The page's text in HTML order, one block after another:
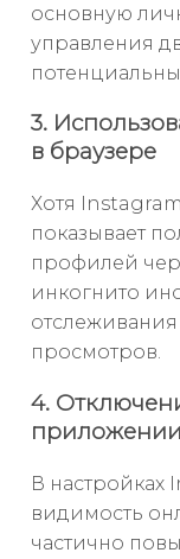
основную
управления
3.
в браузере
Хотя
показывает
профилей
инкогнито
просмотров.
4.
приложении
В настройках
видимость
частично